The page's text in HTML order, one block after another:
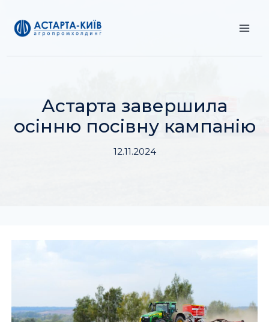
вмісту
Астарта завершила
осінню посівну кампанію
12.11.2024